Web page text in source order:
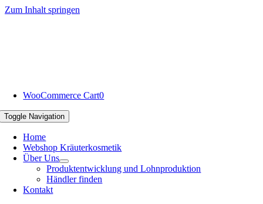
Zum Inhalt springen
WooCommerce Cart0
Toggle Navigation
Home
Webshop Kräuterkosmetik
Über Uns
Produktentwicklung und Lohnproduktion
Händler finden
Kontakt